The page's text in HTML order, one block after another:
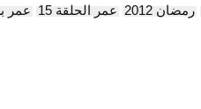
رمضان 2012 عمر الحلقة 15 عمر